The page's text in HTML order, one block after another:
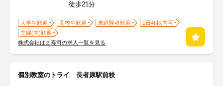
徒歩21分
大学生歓迎 高校生歓迎 未経験者歓迎
1日4h以内可
主婦(夫)歓迎
株式会社はま寿司の求人一覧を見る
個別教室のトライ 長者原駅前校